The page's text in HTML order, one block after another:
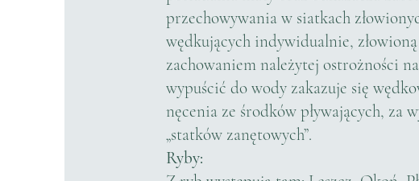
przechowywania w siatkach
wędkujących indywidualnie,
zachowaniem należytej ostrożności
wypuścić do wody zakazuje się
nęcenia ze środków pływających, za
„statków zanętowych”.
Ryby: